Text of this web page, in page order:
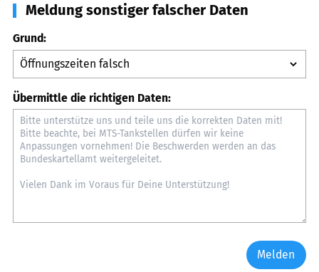
Meldung sonstiger falscher Daten
Grund:
Übermittle die richtigen Daten:
Melden